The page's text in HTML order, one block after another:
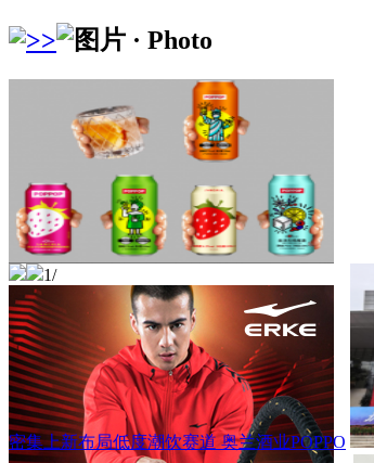
密集上新布局低度潮饮赛道 奥兰酒业POPPO
1/